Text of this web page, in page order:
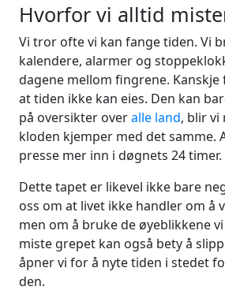
Hvorfor vi alltid
Vi tror ofte vi kan fange tiden. Vi
kalendere, alarmer og
dagene mellom fingrene.
at tiden ikke kan eies. Den kan
på oversikter overalle land, blir vi
kloden kjemper med det samme.
presse mer inn i døgnets 24
Dette tapet er likevel ikke bare
oss om at livet ikke handler om å
men om å bruke de øyeblikkene
miste grepet kan også bety å
åpner vi for å nyte tiden i stedet
den.